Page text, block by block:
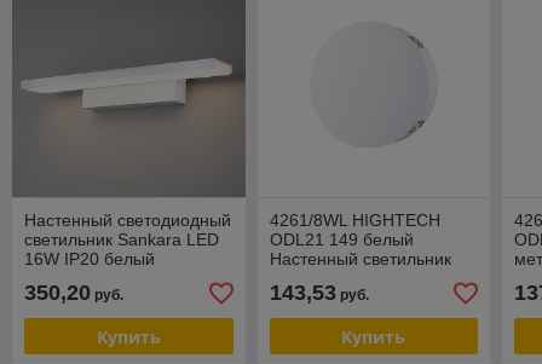
Настенный светодиодный
светильник Sankara LED
16W IP20 белый
350,20 руб.
Купить
4261/8WL HIGHTECH
ODL21 149 белый
Настенный светильник
3000K BEATA
143,53руб.
Купить